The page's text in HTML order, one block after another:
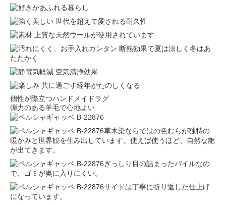
個性が際立つハンドメイドラグ
弾力のある羊毛で心地よい
草木染ならではの色むらが独特の
暖かみと世界観を生み出しています。使えば使うほど、自然な艶
が出てきます。
ぎっしり目の詰まったパイルなの
で、ゴミが奥に入りにくい。
サイドは丁寧に折り返した仕上げ
になっています。